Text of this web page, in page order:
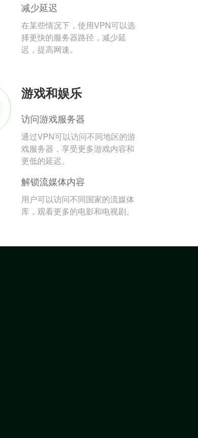
减少延迟
在某些情况下，使用VPN可以选
择更快的服务器路径，减少延
迟，提高网速。
游戏和娱乐
访问游戏服务器
通过VPN可以访问不同地区的游
戏服务器，享受更多游戏内容和
更低的延迟。
解锁流媒体内容
用户可以访问不同国家的流媒体
库，观看更多的电影和电视剧。